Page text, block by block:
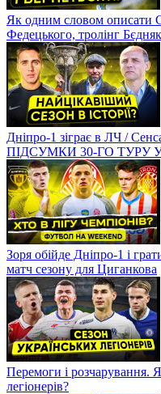
Як одним словом описати
Федецького, тролінг
Дніпро-1 зіграє в ЛЧ /
ПІДСУМКИ 30-ГО ТУРУ
Зоря обійде Дніпро-1 і
матч сезону для Циганкова
Перемоги і
легіонерів?